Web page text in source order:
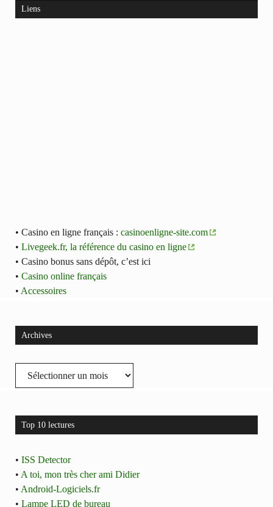
Liens
• Casino en ligne français : casinoenligne-site.com
• Livegeek.fr, la référence du casino en ligne
• Casino bonus sans dépôt, c’est ici
• Casino online français
• Accessoires
Archives
Archives
Top 10 lectures
• ISS Detector
• A toi, mon très cher ami Didier
• Android-Logiciels.fr
• Lampe LED de bureau